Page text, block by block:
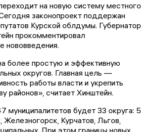
на новую систему местного
законопроект поддержан
Курской облдумы. Губернатор
прокомментировал
нововведения.
более простую и эффективную
округов. Главная цель —
работы власти и укрепить
районов», считает Хинштейн.
муниципалитетов будет 33 округа: 5
Железногорск, Курчатов, Льгов,